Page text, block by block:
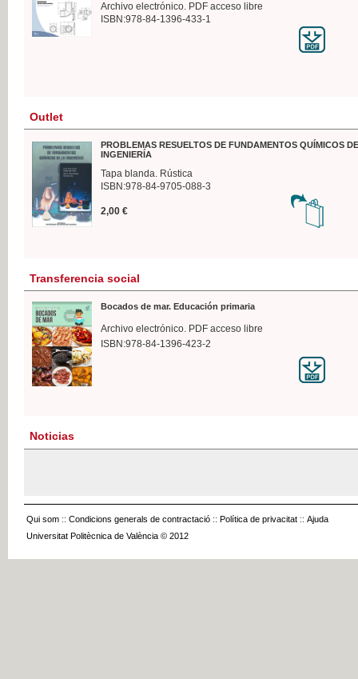
Archivo electrónico. PDF acceso libre
ISBN:978-84-1396-433-1
Outlet
PROBLEMAS RESUELTOS DE FUNDAMENTOS QUÍMICOS
INGENIERÍA
Tapa blanda. Rústica
ISBN:978-84-9705-088-3
2,00 €
Transferencia social
Bocados de mar. Educación primaria
Archivo electrónico. PDF acceso libre
ISBN:978-84-1396-423-2
Noticias
Qui som :: Condicions generals de contractació :: Política de privacitat :: Ajuda
Universitat Politècnica de València © 2012